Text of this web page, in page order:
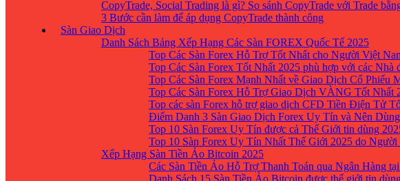
CopyTrade, Social Trading là gì? So sánh CopyTrade với Trade
3 Bước cần làm để áp dụng CopyTrade thành công
Sàn Giao Dịch
Danh Sách Bảng Xếp Hạng Các Sàn FOREX Quốc Tế 2025
Top Các Sàn Forex Hỗ Trợ Tốt Nhất cho Người Việt
Top Các Sàn Forex Tốt Nhất 2025 phù hợp với các Nhà
Top Các Sàn Forex Mạnh Nhất về Giao Dịch Cổ Phiếu
Top Các Sàn Forex Hỗ Trợ Giao Dịch VÀNG Tốt Nhất
Top các sàn Forex hỗ trợ giao dịch CFD Tiền Điện Tử
Điểm Danh 3 Sàn Giao Dịch Forex Uy Tín và Nên
Top 10 Sàn Forex Uy Tín được cả Thế Giới tin dùng
Top 10 Sàn Forex Uy Tín Nhất Thế Giới 2025 do
Xếp Hạng Sàn Tiền Ảo Bitcoin 2025
Các Sàn Tiền Ảo Hỗ Trợ Thanh Toán qua Ngân Hàng
Danh Sách 15 Sàn Tiền Ảo Bitcoin được thế giới tin